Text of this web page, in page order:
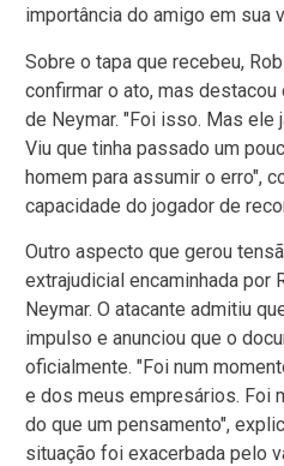
importância do amigo em sua
Sobre o tapa que recebeu,
confirmar o ato, mas
de Neymar. "Foi isso. Mas ele
Viu que tinha passado um
homem para assumir o erro",
capacidade do jogador de
Outro aspecto que gerou
extrajudicial encaminhada por
Neymar. O atacante admitiu
impulso e anunciou que o
oficialmente. "Foi num
e dos meus empresários. Foi
do que um pensamento",
situação foi exacerbada pelo